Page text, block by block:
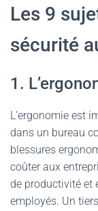
Les 9
sécurité
1.
L’ergonomie est
dans un bureau
blessures
coûter aux
de productivité et
employés. Un